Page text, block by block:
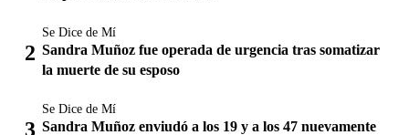
Se Dice de Mí
Sandra Muñoz fue operada de urgencia tras somatizar
la muerte de su esposo
Se Dice de Mí
Sandra Muñoz enviudó a los 19 y a los 47 nuevamente